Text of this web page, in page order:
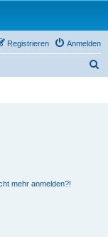
Anmelden
Registrieren
mehr anmelden?!